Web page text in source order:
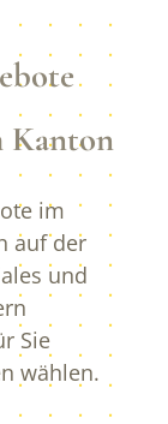
Kanton
im
auf der
und
Sie
wählen.